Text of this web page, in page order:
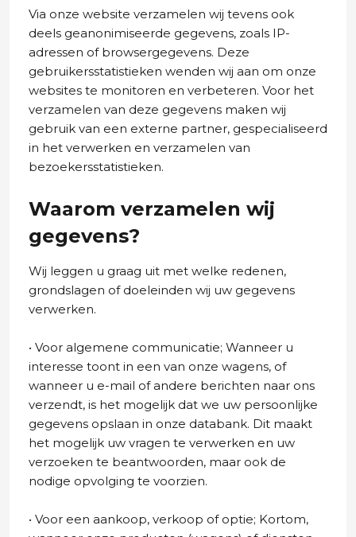
Via onze website verzamelen wij tevens ook
deels geanonimiseerde gegevens, zoals IP-
adressen of browsergegevens. Deze
gebruikersstatistieken wenden wij aan om onze
websites te monitoren en verbeteren. Voor het
verzamelen van deze gegevens maken wij
gebruik van een externe partner, gespecialiseerd
in het verwerken en verzamelen van
bezoekersstatistieken.
Waarom verzamelen wij
gegevens?
Wij leggen u graag uit met welke redenen,
grondslagen of doeleinden wij uw gegevens
verwerken.
• Voor algemene communicatie; Wanneer u
interesse toont in een van onze wagens, of
wanneer u e-mail of andere berichten naar ons
verzendt, is het mogelijk dat we uw persoonlijke
gegevens opslaan in onze databank. Dit maakt
het mogelijk uw vragen te verwerken en uw
verzoeken te beantwoorden, maar ook de
nodige opvolging te voorzien.
• Voor een aankoop, verkoop of optie; Kortom,